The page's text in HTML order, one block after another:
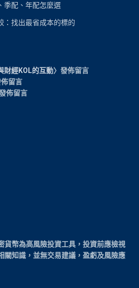
季配、年配怎麼選
：找出最省成本的標的
財經KOL的互動〉發佈留言
留言
佈留言
貨幣為高風險投資工具，投資前應檢視
關知識，並無交易建議，盈虧及風險應